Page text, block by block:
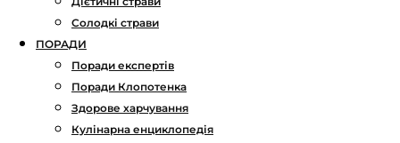
Солодкі страви
ПОРАДИ
Поради експертів
Поради Клопотенка
Здорове харчування
Кулінарна енциклопедія